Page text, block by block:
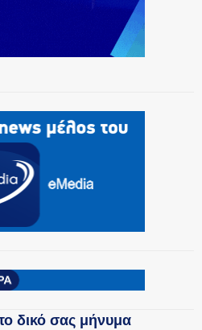
δικό σας μήνυμα